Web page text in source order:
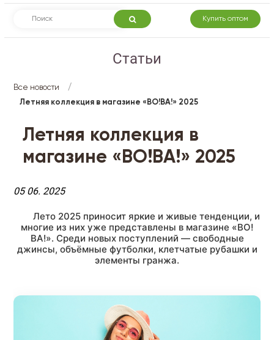
Купить оптом
Статьи
Все новости /
Летняя коллекция в магазине «ВО!ВА!» 2025
Летняя коллекция в
магазине «ВО!ВА!» 2025
05 06. 2025
Лето 2025 приносит яркие и живые тенденции, и
многие из них уже представлены в магазине «ВО!
ВА!». Среди новых поступлений — свободные
джинсы, объёмные футболки, клетчатые рубашки и
элементы гранжа.